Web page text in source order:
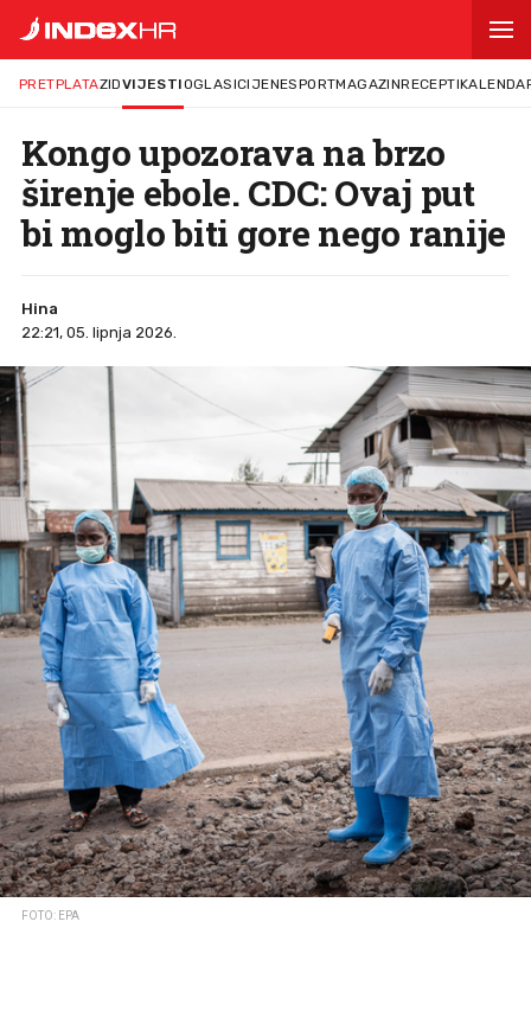
PRETPLATAZIDVIJESTIOGLASICIJENESPORTMAGAZINRECEPTI
Kongo upozorava na brzo
širenje ebole. CDC: Ovaj put
bi moglo biti gore nego ranije
Hina
22:21, 05. lipnja 2026.
FOTO: EPA